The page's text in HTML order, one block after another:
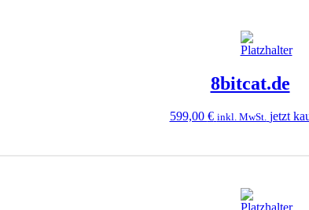
8bitcat.de
599,00 € inkl. MwSt. jetzt